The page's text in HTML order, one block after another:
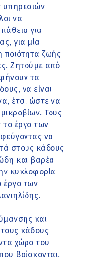
υπηρεσιών
να
για
για μία
ποιότητα ζωής
Ζητούμε από
τα
να είναι
έτσι ώστε να
Τους
το έργο των
να
στους κάδους
και βαρέα
κυκλοφορία
έργο των
και
κάδους
χώρο του
βρίσκονται,